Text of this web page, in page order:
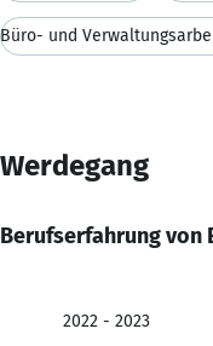
Büro- und
Werdegang
Berufserfahrung von
2022 - 2023